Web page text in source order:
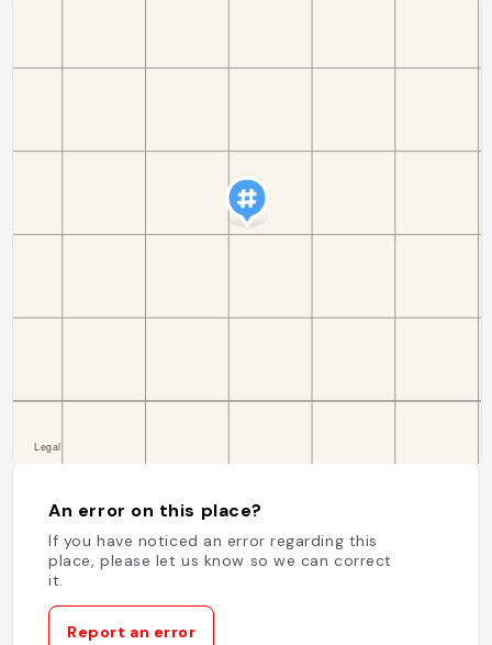
An error on this place?
If you have noticed an error regarding this
place, please let us know so we can correct
it.
Report an error